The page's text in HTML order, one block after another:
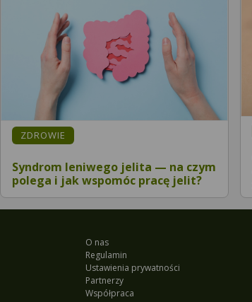
ZDROWIE
Syndrom leniwego jelita — na czym
polega i jak wspomóc pracę jelit?
O nas
Regulamin
Ustawienia prywatności
Partnerzy
Współpraca